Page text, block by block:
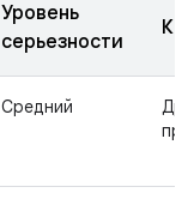
Уровень
серьезности
Средний